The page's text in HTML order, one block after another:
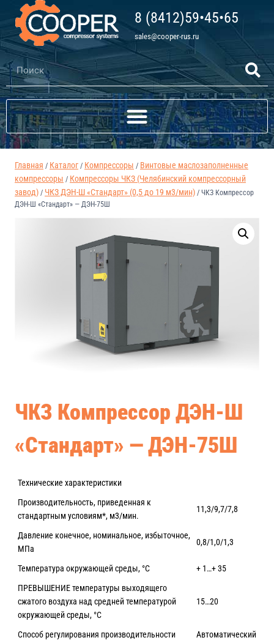
8 (8412)59•45•65
sales@cooper-rus.ru
Главная / Каталог / Компрессоры / Винтовые маслозаполненные
компрессоры / Компрессоры ЧКЗ (Челябинский компрессорный
завод) / ЧКЗ ДЭН-Ш «Стандарт» (0,5 до 19 м3/мин) / ЧКЗ Компрессор
ДЭН-Ш «Стандарт» — ДЭН-75Ш
ЧКЗ Компрессор ДЭН-Ш
«Стандарт» — ДЭН-75Ш
Технические характеристики
Производительность, приведенная к
стандартным условиям*, м3/мин.
11,3/9,7/7,8
Давление конечное, номинальное, избыточное,
МПа
0,8/1,0/1,3
Температура окружающей среды, °C
+ 1…+ 35
ПРЕВЫШЕНИЕ температуры выходящего
сжатого воздуха над средней температурой
окружающей среды, °C
15…20
Способ регулирования производительности
Автоматический